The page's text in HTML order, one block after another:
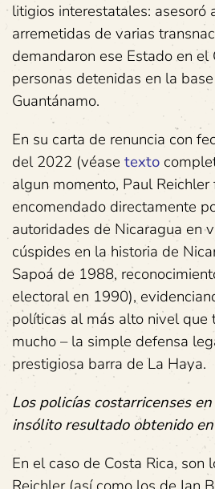
litigios interestatales: asesoró
arremetidas de varias
demandaron ese Estado en el
personas detenidas en la
Guantánamo.
En su carta de renuncia con
del 2022 (véase texto
algun momento, Paul
encomendado directamente
autoridades de Nicaragua en
cúspides en la historia de
Sapoá de 1988,
electoral en 1990),
políticas al más alto nivel que
mucho – la simple defensa
prestigiosa barra de La Haya.
Los policías costarricenses
insólito resultado obtenido
En el caso de Costa Rica, son